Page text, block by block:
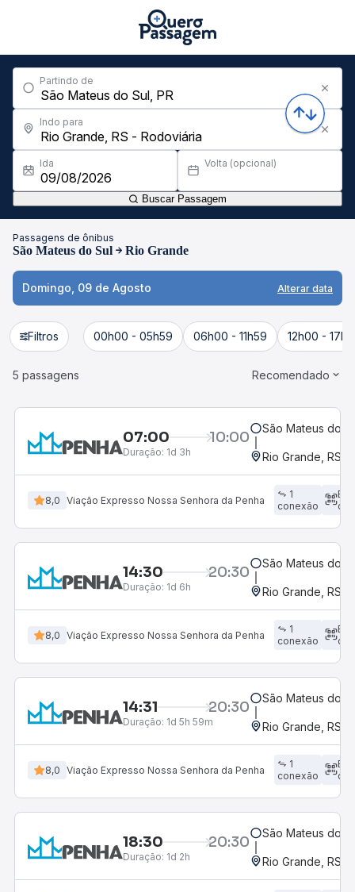
Partindo de
Indo para
Ida Volta (opcional)
Buscar Passagem
Passagens de ônibus
São Mateus do Sul Rio Grande
Domingo, 09 de Agosto Alterar data
Filtros 00h00 - 05h59 06h00 - 11h59 12h00 -
5 passagens Recomendado
07:00 10:00
Duração: 1d 3h
São Mateus do
Rio Grande, RS -
8,0 Viação Expresso Nossa Senhora da Penha
1
conexão
14:30 20:30
Duração: 1d 6h
São Mateus do
Rio Grande, RS -
8,0 Viação Expresso Nossa Senhora da Penha
1
conexão
14:31 20:30
Duração: 1d 5h 59m
São Mateus do
Rio Grande, RS -
8,0 Viação Expresso Nossa Senhora da Penha
1
conexão
18:30 20:30
Duração: 1d 2h
São Mateus do
Rio Grande, RS -